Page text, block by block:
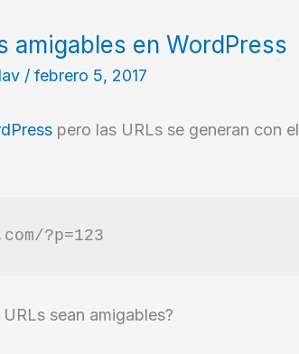
amigables en WordPress
/ febrero 5, 2017
pero las URLs se generan con el
?p=123
sean amigables?